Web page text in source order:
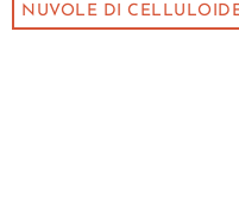
NUVOLE DI